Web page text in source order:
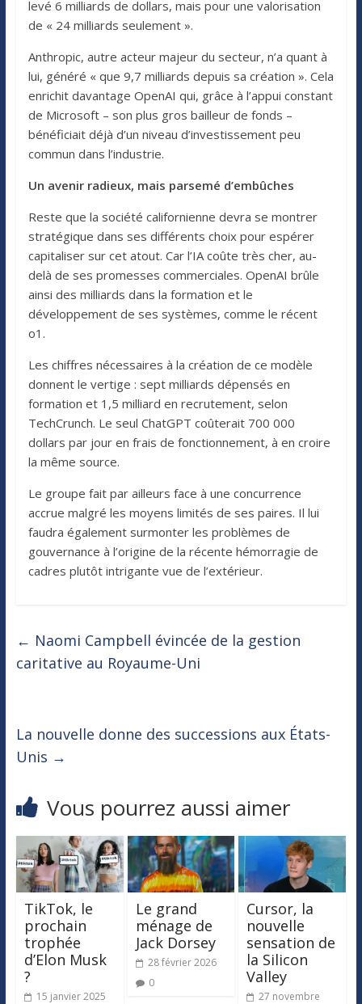
levé 6 milliards de dollars, mais pour une valorisation
de « 24 milliards seulement ».
Anthropic, autre acteur majeur du secteur, n’a quant à
lui, généré « que 9,7 milliards depuis sa création ». Cela
enrichit davantage OpenAI qui, grâce à l’appui constant
de Microsoft – son plus gros bailleur de fonds –
bénéficiait déjà d’un niveau d’investissement peu
commun dans l’industrie.
Un avenir radieux, mais parsemé d’embûches
Reste que la société californienne devra se montrer
stratégique dans ses différents choix pour espérer
capitaliser sur cet atout. Car l’IA coûte très cher, au-
delà de ses promesses commerciales. OpenAI brûle
ainsi des milliards dans la formation et le
développement de ses systèmes, comme le récent
o1.
Les chiffres nécessaires à la création de ce modèle
donnent le vertige : sept milliards dépensés en
formation et 1,5 milliard en recrutement, selon
TechCrunch. Le seul ChatGPT coûterait 700 000
dollars par jour en frais de fonctionnement, à en croire
la même source.
Le groupe fait par ailleurs face à une concurrence
accrue malgré les moyens limités de ses paires. Il lui
faudra également surmonter les problèmes de
gouvernance à l’origine de la récente hémorragie de
cadres plutôt intrigante vue de l’extérieur.
← Naomi Campbell évincée de la gestion
caritative au Royaume-Uni
La nouvelle donne des successions aux États-
Unis →
Vous pourrez aussi aimer
TikTok, le
prochain
trophée
d’Elon Musk
?
15 janvier 2025
Le grand
ménage de
Jack Dorsey
28 février 2026
0
Cursor, la
nouvelle
sensation de
la Silicon
Valley
27 novembre